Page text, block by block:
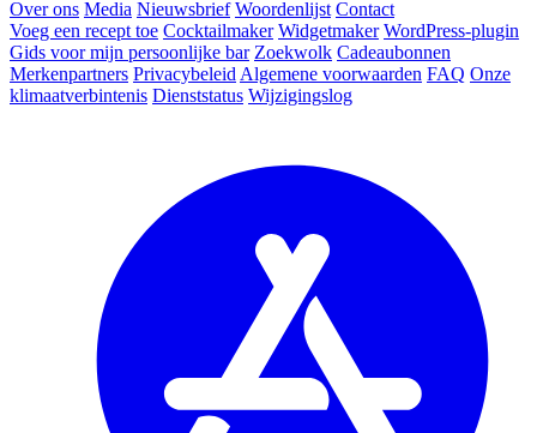
Over ons Media Nieuwsbrief Woordenlijst Contact
Voeg een recept toe Cocktailmaker Widgetmaker WordPress-plugin
Gids voor mijn persoonlijke bar Zoekwolk Cadeaubonnen
Merkenpartners Privacybeleid Algemene voorwaarden FAQ Onze
klimaatverbintenis Dienststatus Wijzigingslog